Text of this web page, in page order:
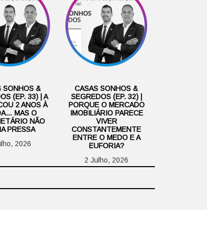
SONHOS &
(EP. 33) | A
2 ANOS À
MAS O
NÃO
PRESSA
2026
CASAS SONHOS &
SEGREDOS (EP. 32) |
PORQUE O MERCADO
IMOBILIÁRIO PARECE
VIVER
CONSTANTEMENTE
ENTRE O MEDO E A
EUFORIA?
2 Julho, 2026